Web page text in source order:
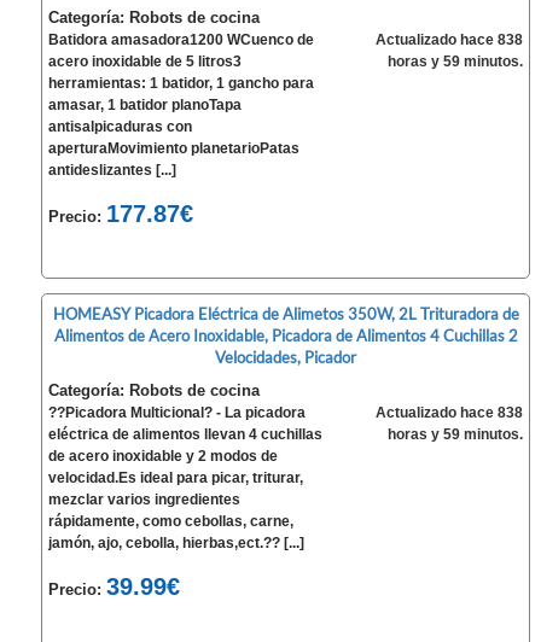
Categoría: Robots de cocina
Batidora amasadora1200 WCuenco de
acero inoxidable de 5 litros3
herramientas: 1 batidor, 1 gancho para
amasar, 1 batidor planoTapa
antisalpicaduras con
aperturaMovimiento planetarioPatas
antideslizantes [...]
Precio: 177.87€
Actualizado hace 838
horas y 59 minutos.
HOMEASY Picadora Eléctrica de Alimetos 350W, 2L Trituradora de
Alimentos de Acero Inoxidable, Picadora de Alimentos 4 Cuchillas 2
Velocidades, Picador
Categoría: Robots de cocina
??Picadora Multicional? - La picadora
eléctrica de alimentos llevan 4 cuchillas
de acero inoxidable y 2 modos de
velocidad.Es ideal para picar, triturar,
mezclar varios ingredientes
rápidamente, como cebollas, carne,
jamón, ajo, cebolla, hierbas,ect.?? [...]
Precio:39.99€
Actualizado hace 838
horas y 59 minutos.